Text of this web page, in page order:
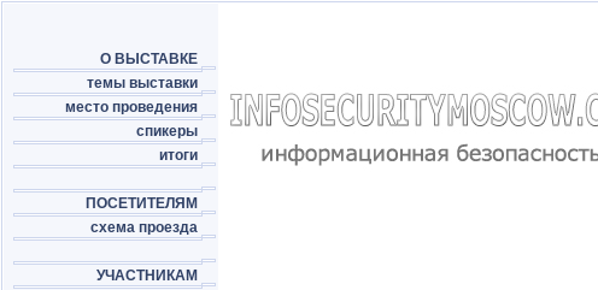
О ВЫСТАВКЕ
темы выставки
место проведения
спикеры
итоги
ПОСЕТИТЕЛЯМ
схема проезда
УЧАСТНИКАМ